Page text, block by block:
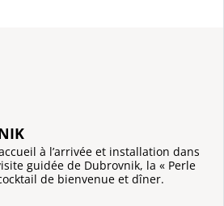
à l’arrivée et installation dans
guidée de Dubrovnik, la « Perle
de bienvenue et dîner.